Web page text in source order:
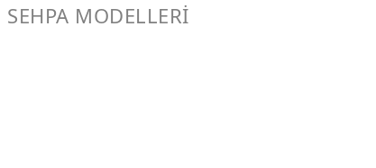
SEHPA MODELLERİ